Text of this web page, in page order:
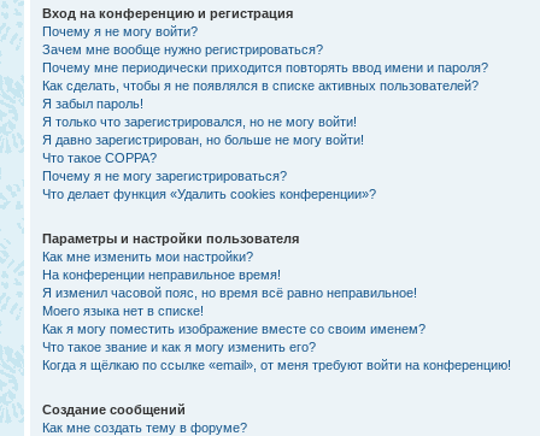
Вход на конференцию и регистрация
Почему я не могу войти?
Зачем мне вообще нужно регистрироваться?
Почему мне периодически приходится повторять ввод имени и пароля?
Как сделать, чтобы я не появлялся в списке активных пользователей?
Я забыл пароль!
Я только что зарегистрировался, но не могу войти!
Я давно зарегистрирован, но больше не могу войти!
Что такое COPPA?
Почему я не могу зарегистрироваться?
Что делает функция «Удалить cookies конференции»?
Параметры и настройки пользователя
Как мне изменить мои настройки?
На конференции неправильное время!
Я изменил часовой пояс, но время всё равно неправильное!
Моего языка нет в списке!
Как я могу поместить изображение вместе со своим именем?
Что такое звание и как я могу изменить его?
Когда я щёлкаю по ссылке «email», от меня требуют войти на конференцию!
Создание сообщений
Как мне создать тему в форуме?